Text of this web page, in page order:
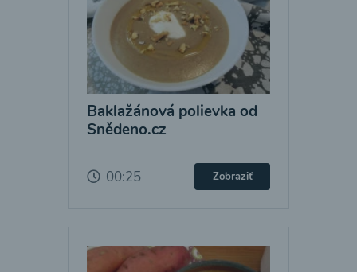
Baklažánová polievka od
Snědeno.cz
00:25 Zobraziť